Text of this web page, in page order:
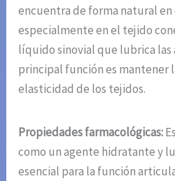
encuentra de forma natural
especialmente en el tejido
líquido sinovial que lubrica las
principal función es mantener
elasticidad de los tejidos.
Propiedades farmacológicas:
como un agente hidratante y
esencial para la función